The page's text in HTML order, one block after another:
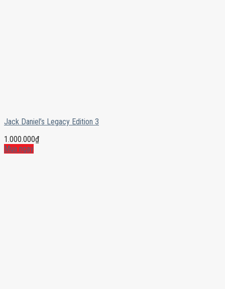
Jack Daniel’s Legacy Edition 3
1.000.000₫
Mua ngay